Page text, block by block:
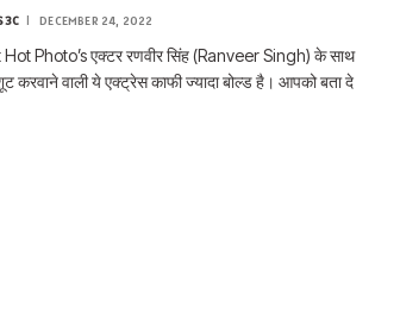
DECEMBER 24, 2022
Photo’s एक्टर रणवीर सिंह (Ranveer Singh) के साथ
करवाने वाली ये एक्ट्रेस काफी ज्यादा बोल्ड है। आपको बता दे